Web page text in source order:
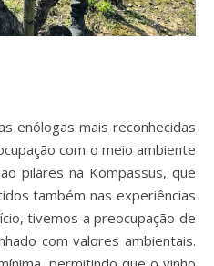
enólogas mais reconhecidas
com o meio ambiente
pilares na Kompassus, que
também nas experiências
tivemos a preocupação de
com valores ambientais.